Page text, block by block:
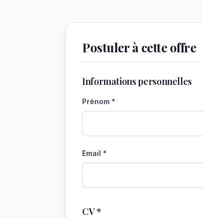
Postuler à cette offre
Informations personnelles
Prénom *
Email *
CV *